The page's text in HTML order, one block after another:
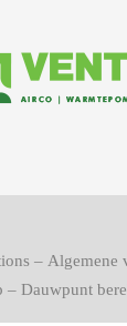
– Algemene
– Dauwpunt